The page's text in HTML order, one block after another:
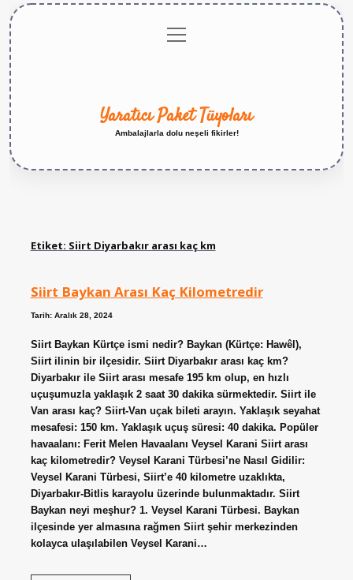
menüyü
aç
Yaratıcı Paket Tüyoları
Ambalajlarla dolu neşeli fikirler!
Etiket: Siirt Diyarbakır arası kaç km
Siirt Baykan Arası Kaç Kilometredir
Tarih: Aralık 28, 2024
Siirt Baykan Kürtçe ismi nedir? Baykan (Kürtçe: Hawêl),
Siirt ilinin bir ilçesidir. Siirt Diyarbakır arası kaç km?
Diyarbakır ile Siirt arası mesafe 195 km olup, en hızlı
uçuşumuzla yaklaşık 2 saat 30 dakika sürmektedir. Siirt ile
Van arası kaç? Siirt-Van uçak bileti arayın. Yaklaşık seyahat
mesafesi: 150 km. Yaklaşık uçuş süresi: 40 dakika. Popüler
havaalanı: Ferit Melen Havaalanı Veysel Karani Siirt arası
kaç kilometredir? Veysel Karani Türbesi’ne Nasıl Gidilir:
Veysel Karani Türbesi, Siirt’e 40 kilometre uzaklıkta,
Diyarbakır-Bitlis karayolu üzerinde bulunmaktadır. Siirt
Baykan neyi meşhur? 1. Veysel Karani Türbesi. Baykan
ilçesinde yer almasına rağmen Siirt şehir merkezinden
kolayca ulaşılabilen Veysel Karani…